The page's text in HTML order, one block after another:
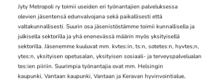
Jyty Metropoli ry toimii useiden eri työnantajien palveluksessa
olevien jäsentensä edunvalvojana sekä paikallisesti että
valtakunnallisesti. Suurin osa jäsenistöstämme toimii kunnallisella ja
julkisella sektorilla ja yhä enenevässä määrin myös yksityisellä
sektorilla. Jäsenemme kuuluvat mm. kvtes:in, ts:n, sotetes:n, hyvtes;n,
ytes:n, yksityisen opetusalan, yksityisen sosiaali- ja terveyspalvelualan
tes:ien piiriin. Suurimpia työnantajia ovat mm. Helsingin
kaupunki, Vantaan kaupunki, Vantaan ja Keravan hyvinvointialue,